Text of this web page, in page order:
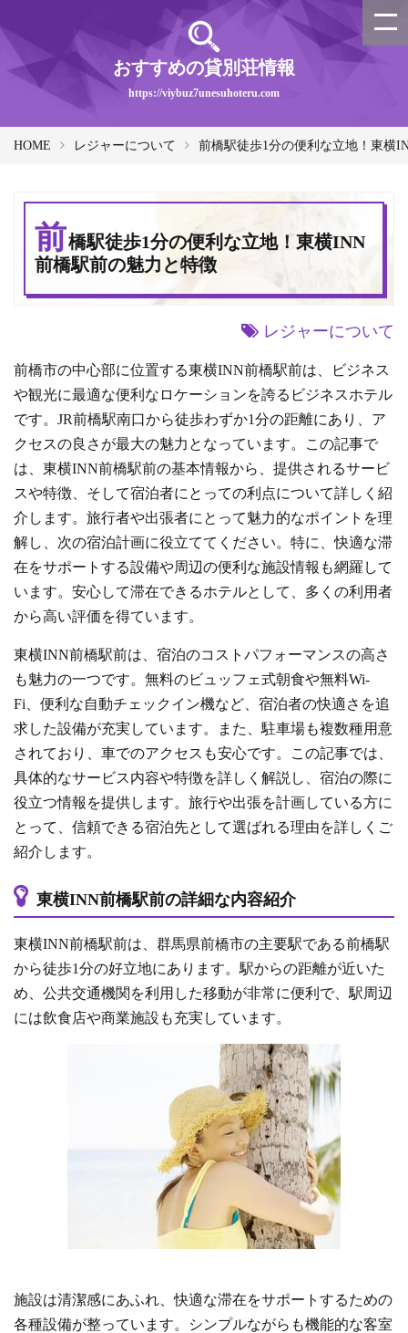
おすすめの貸別荘情報
https://viybuz7unesuhoteru.com
HOME レジャーについて 前橋駅徒歩1分の便利な立地！東横
前橋駅徒歩1分の便利な立地！東横INN
前橋駅前の魅力と特徴
レジャーについて
前橋市の中心部に位置する東横INN前橋駅前は、ビジネス
や観光に最適な便利なロケーションを誇るビジネスホテル
です。JR前橋駅南口から徒歩わずか1分の距離にあり、ア
クセスの良さが最大の魅力となっています。この記事で
は、東横INN前橋駅前の基本情報から、提供されるサービ
スや特徴、そして宿泊者にとっての利点について詳しく紹
介します。旅行者や出張者にとって魅力的なポイントを理
解し、次の宿泊計画に役立ててください。特に、快適な滞
在をサポートする設備や周辺の便利な施設情報も網羅して
います。安心して滞在できるホテルとして、多くの利用者
から高い評価を得ています。
東横INN前橋駅前は、宿泊のコストパフォーマンスの高さ
も魅力の一つです。無料のビュッフェ式朝食や無料Wi-
Fi、便利な自動チェックイン機など、宿泊者の快適さを追
求した設備が充実しています。また、駐車場も複数種用意
されており、車でのアクセスも安心です。この記事では、
具体的なサービス内容や特徴を詳しく解説し、宿泊の際に
役立つ情報を提供します。旅行や出張を計画している方に
とって、信頼できる宿泊先として選ばれる理由を詳しくご
紹介します。
東横INN前橋駅前の詳細な内容紹介
東横INN前橋駅前は、群馬県前橋市の主要駅である前橋駅
から徒歩1分の好立地にあります。駅からの距離が近いた
め、公共交通機関を利用した移動が非常に便利で、駅周辺
には飲食店や商業施設も充実しています。
施設は清潔感にあふれ、快適な滞在をサポートするための
各種設備が整っています。シンプルながらも機能的な客室